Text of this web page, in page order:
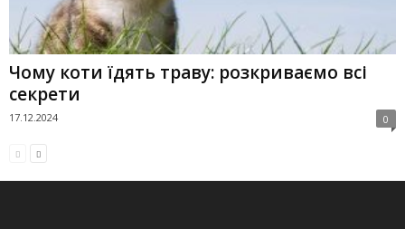
Чому коти їдять траву: розкриваємо всі
секрети
17.12.2024 0